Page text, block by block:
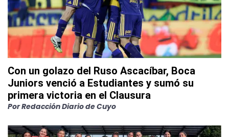
Con un golazo del Ruso Ascacíbar, Boca
Juniors venció a Estudiantes y sumó su
primera victoria en el Clausura
PorRedacción Diario de Cuyo